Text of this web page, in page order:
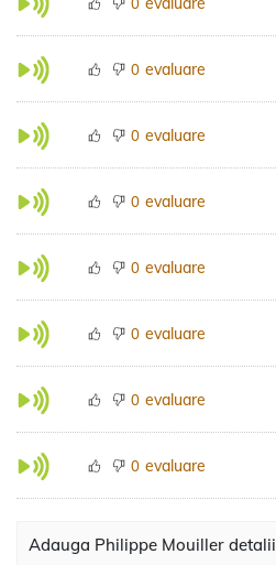
0 evaluare
0 evaluare
0 evaluare
0 evaluare
0 evaluare
0 evaluare
0 evaluare
Adauga Philippe Mouiller detalii